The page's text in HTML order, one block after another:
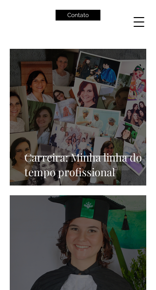
Contato
Carreira: Minha linha do
tempo profissional